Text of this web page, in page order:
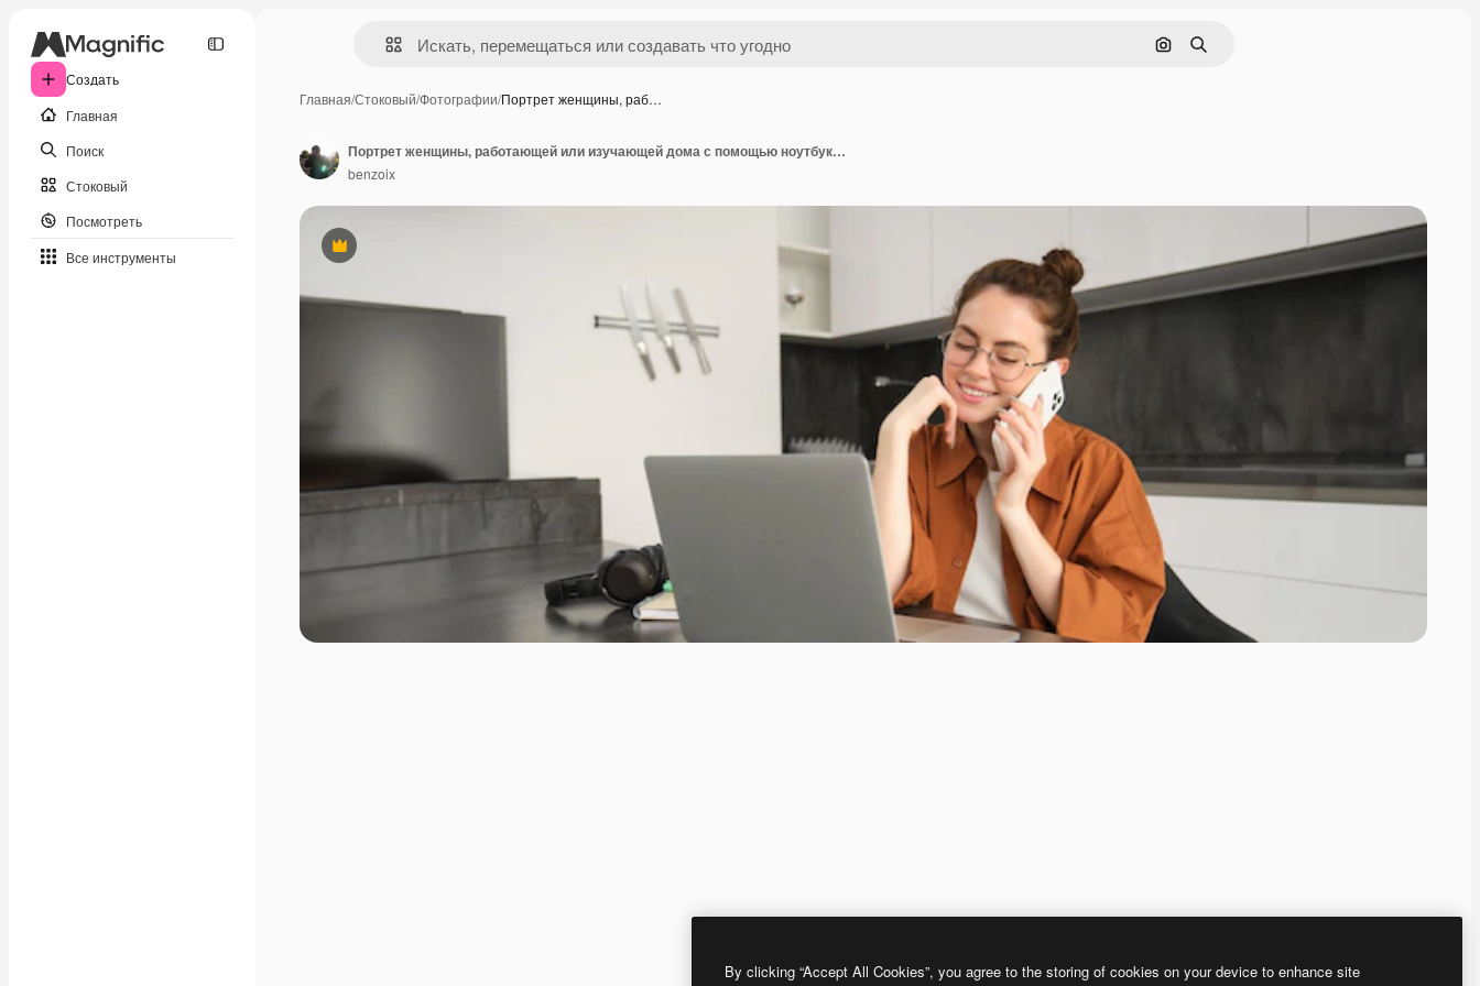
Создать
Главная
Поиск
Стоковый
Посмотреть
Все инструменты
Поиск по изображению
Поиск
Главная/Стоковый/Фотографии/Портрет женщины, раб…
Премиум
Портрет женщины, работающей или изучающей дома с помощью ноутбука и мобильного телефона
benzoix
By clicking “Accept All Cookies”, you agree to the storing of cookies on your device to enhance site